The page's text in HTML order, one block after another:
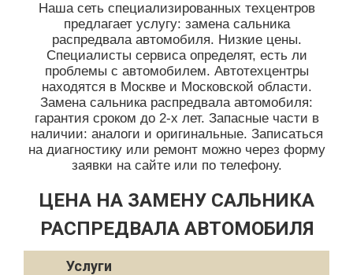
Наша сеть специализированных техцентров
предлагает услугу: замена сальника
распредвала автомобиля. Низкие цены.
Специалисты сервиса определят, есть ли
проблемы с автомобилем. Автотехцентры
находятся в Москве и Московской области.
Замена сальника распредвала автомобиля:
гарантия сроком до 2-х лет. Запасные части в
наличии: аналоги и оригинальные. Записаться
на диагностику или ремонт можно через форму
заявки на сайте или по телефону.
ЦЕНА НА ЗАМЕНУ САЛЬНИКА
РАСПРЕДВАЛА АВТОМОБИЛЯ
Услуги